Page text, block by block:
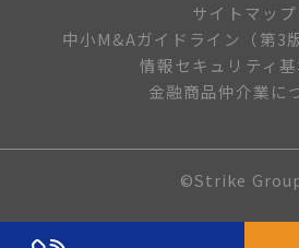
サイトマップ
中小M&Aガイドライン（第3
情報セキュリティ
金融商品仲介業に
©Strike